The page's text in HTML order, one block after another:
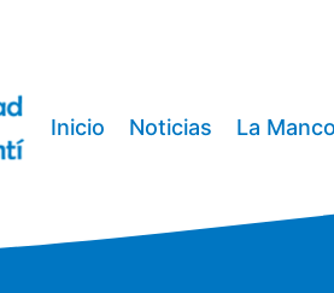
Inicio Noticias La